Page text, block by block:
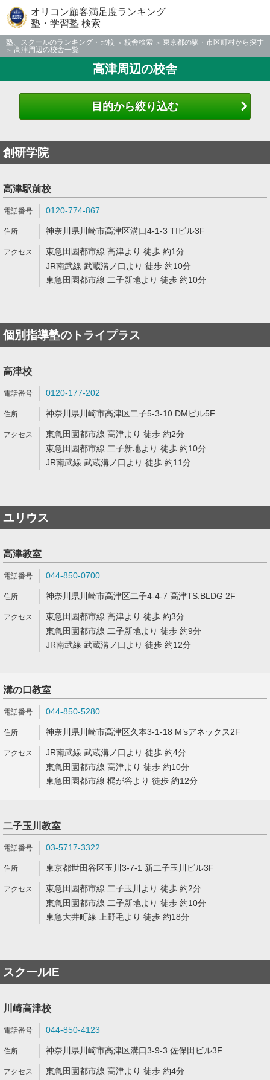
オリコン顧客満足度ランキング
塾・学習塾 検索
塾、スクールのランキング・比較 校舎検索
東京都の駅・市区町村から探す
高津周辺の校舎一覧
高津周辺の校舎
目的から絞り込む
創研学院
高津駅前校
0120-774-867
神奈川県川崎市高津区溝口4-1-3 TIビル3F
東急田園都市線 高津より 徒歩 約1分
JR南武線 武蔵溝ノ口より 徒歩 約10分
東急田園都市線 二子新地より 徒歩 約10分
個別指導塾のトライプラス
高津校
0120-177-202
神奈川県川崎市高津区二子5-3-10 DMビル5F
東急田園都市線 高津より 徒歩 約2分
東急田園都市線 二子新地より 徒歩 約10分
JR南武線 武蔵溝ノ口より 徒歩 約11分
ユリウス
高津教室
044-850-0700
神奈川県川崎市高津区二子4-4-7 高津TS.BLDG 2F
東急田園都市線 高津より 徒歩 約3分
東急田園都市線 二子新地より 徒歩 約9分
JR南武線 武蔵溝ノ口より 徒歩 約12分
溝の口教室
044-850-5280
神奈川県川崎市高津区久本3-1-18 M’sアネックス2F
JR南武線 武蔵溝ノ口より 徒歩 約4分
東急田園都市線 高津より 徒歩 約10分
東急田園都市線 梶が谷より 徒歩 約12分
二子玉川教室
03-5717-3322
東京都世田谷区玉川3-7-1 新二子玉川ビル3F
東急田園都市線 二子玉川より 徒歩 約2分
東急田園都市線 二子新地より 徒歩 約10分
東急大井町線 上野毛より 徒歩 約18分
スクールIE
川崎高津校
044-850-4123
神奈川県川崎市高津区溝口3-9-3 佐保田ビル3F
東急田園都市線 高津より 徒歩 約4分